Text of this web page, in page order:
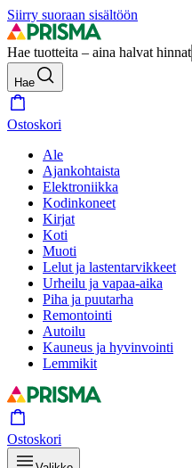
Siirry suoraan sisältöön
Hae tuotteita – aina halvat hinnat
Hae
Ostoskori
Ale
Ajankohtaista
Elektroniikka
Kodinkoneet
Kirjat
Koti
Muoti
Lelut ja lastentarvikkeet
Urheilu ja vapaa-aika
Piha ja puutarha
Remontointi
Autoilu
Kauneus ja hyvinvointi
Lemmikit
Ostoskori